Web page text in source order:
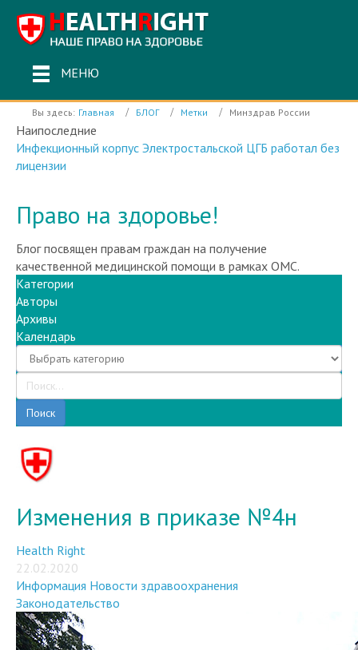
МЕНЮ
Вы здесь: Главная БЛОГ Метки Минздрав России
Наипоследние
Инфекционный корпус Электростальской ЦГБ работал без
лицензии
Право на здоровье!
Блог посвящен правам граждан на получение
качественной медицинской помощи в рамках ОМС.
Категории
Авторы
Архивы
Календарь
Поиск
Изменения в приказе №4н
Health Right
22.02.2020
Информация Новости здравоохранения
Законодательство